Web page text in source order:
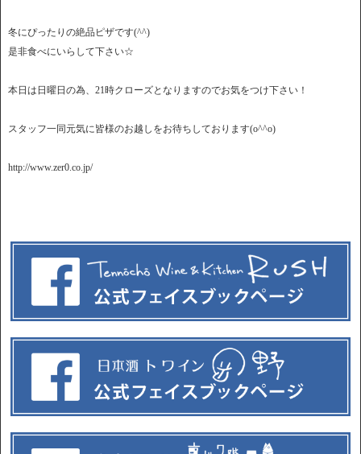
冬にぴったりの絶品ピザです(^^)
是非食べにいらして下さい☆
本日は日曜日の為、21時クローズとなりますのでお気をつけ下さい！
スタッフ一同元気に皆様のお越しをお待ちしております(o^^o)
http://www.zer0.co.jp/